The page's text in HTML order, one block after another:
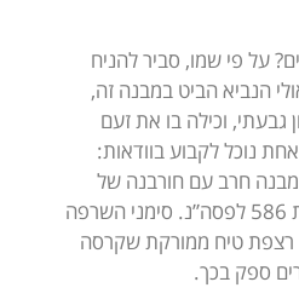
על פי שמו, סביר להניח
הנביא הביט במבנה זה,
גבעתי, וכילה בו את זעם
נוכל לקבוע בוודאות:
חרב עם חורבנה של
ירושלים בידי הבבלים בשנת 586 לפסה”נ. סימני השרפה
רצפת טיח ממורקת שקרסה
ספק בכך.